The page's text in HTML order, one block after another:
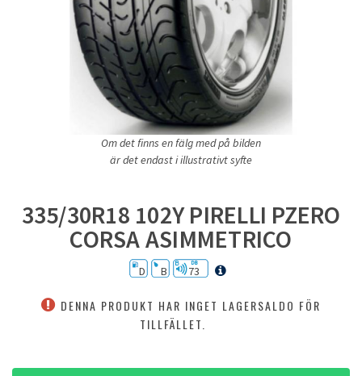
Om det finns en fälg med på bilden
är det endast i illustrativt syfte
335/30R18 102Y PIRELLI PZERO
CORSA ASIMMETRICO
D B 73
DENNA PRODUKT HAR INGET LAGERSALDO FÖR
TILLFÄLLET.